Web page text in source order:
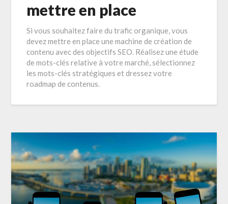
mettre en place
Si vous souhaitez faire du trafic organique, vous
devez mettre en place une machine de création de
contenu avec des objectifs SEO. Réalisez une étude
de mots-clés relative à votre marché, sélectionnez
les mots-clés stratégiques et dressez votre
roadmap de contenus.